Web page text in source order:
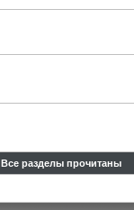
Все разделы прочитаны